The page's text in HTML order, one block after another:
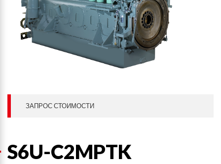
ЗАПРОС СТОИМОСТИ
S6U-C2MPTK